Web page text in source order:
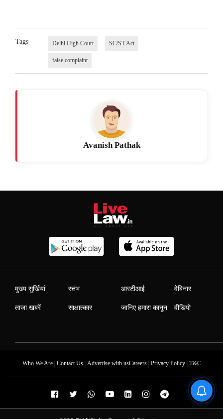
Tags Delhi High Court SC/ST Act
false complaint
Avanish Pathak
मुख्य सुर्खियां
ताजा खबरें
स्तंभ
साक्षात्कार
आरटीआई
जानिए हमारा कानून
वेबिनार
वीडियो
Who We Are| Contact Us| Advertise with usCareers| Privacy Policy| T&C